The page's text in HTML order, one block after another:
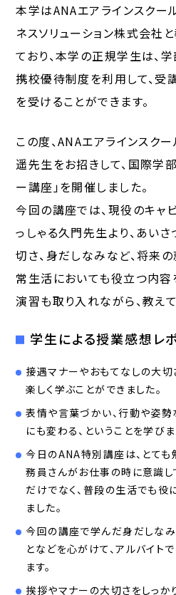
本学はANAエアラインスクー
ネスソリューション株式会社
ており、本学の正規学生は、
携校優待制度を利用して、
を受けることができます。
この度、ANAエアラインスク
遥先生をお招きして、国際学
ー講座」を開催しました。
今回の講座では、現役のキャ
っしゃる久門先生より、あい
切さ、身だしなみなど、将来
常生活においても役立つ内容
演習も取り入れながら、教え
学生による授業感想レ
接遇マナーやおもてなしの大切
楽しく学ぶことができました。
表情や言葉づかい、行動や姿勢
にも変わる、ということを学びま
今日のANA特別講座は、とても
務員さんがお仕事の時に意識し
だけでなく、普段の生活でも役
ました。
今回の講座で学んだ身だしなみ
となどを心がけて、アルバイト
ます。
挨拶やマナーの大切さをしっか